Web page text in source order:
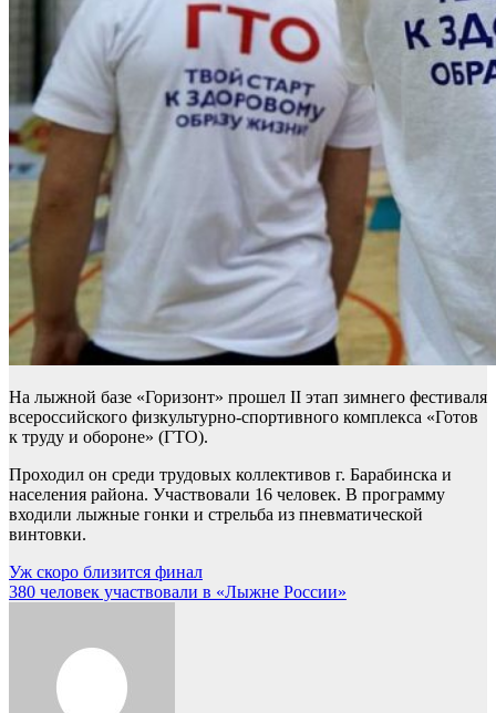
На лыжной базе «Горизонт» прошел II этап зимнего фестиваля
всероссийского физкультурно-спортивного комплекса «Готов
к труду и обороне» (ГТО).
Проходил он среди трудовых коллективов г. Барабинска и
населения района. Участвовали 16 человек. В программу
входили лыжные гонки и стрельба из пневматической
винтовки.
Навигация
по
Уж скоро близится финал
380 человек участвовали в «Лыжне России»